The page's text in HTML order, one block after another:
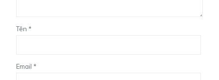
Tên *
Email *